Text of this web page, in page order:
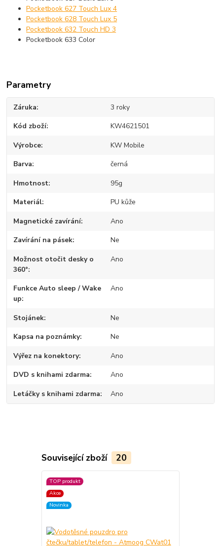
Pocketbook 627 Touch Lux 4
Pocketbook 628 Touch Lux 5
Pocketbook 632 Touch HD 3
Pocketbook 633 Color
Parametry
Záruka 3 roky
Kód zboží KW4621501
Výrobce KW Mobile
Barva černá
Hmotnost 95g
Materiál PU kůže
Magnetické zavírání Ano
Zavírání na pásek Ne
Možnost otočit desky o
360°
Ano
Funkce Auto sleep / Wake
up
Ano
Stojánek Ne
Kapsa na poznámky Ne
Výřez na konektory Ano
DVD s knihami zdarma Ano
Letáčky s knihami zdarma Ano
Související zboží 20
TOP produkt
Akce
Novinka